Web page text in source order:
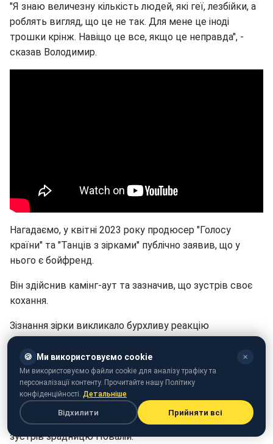
"Я знаю величезну кількість людей, які геї, лезбійки, а
роблять вигляд, що це не так. Для мене це іноді
трошки крінж. Навіщо це все, якщо це неправда", -
сказав Володимир.
Нагадаємо, у квітні 2023 року продюсер "Голосу
країни" та "Танців з зірками" публічно заявив, що у
нього є бойфренд.
Він здійснив камінг-аут та зазначив, що зустрів своє
кохання.
Зізнання зірки викликало бурхливу реакцію
шанувальників. Вони подякували йому за сміливість,
та привітали з тим, що він знайшов свого обранця.
Нагадаємо, раніше Фаріон публічно образила
переможниць Нацвідбору.
ТакожЗібров відповів, чого б точно не зробив, якби
зустрів зрадницю Повалій.
🍪 Ми використовуємо cookie ✕
Ми використовуємо файли cookie для аналізу трафіку та
персоналізації контенту. Прочитайте нашу Політику
конфіденційності. Детальніше
Відхилити Прийняти всі